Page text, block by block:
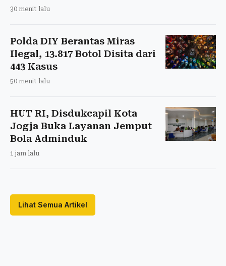
30 menit lalu
Polda DIY Berantas Miras
Ilegal, 13.817 Botol Disita dari
443 Kasus
50 menit lalu
HUT RI, Disdukcapil Kota
Jogja Buka Layanan Jemput
Bola Adminduk
1 jam lalu
Lihat Semua Artikel